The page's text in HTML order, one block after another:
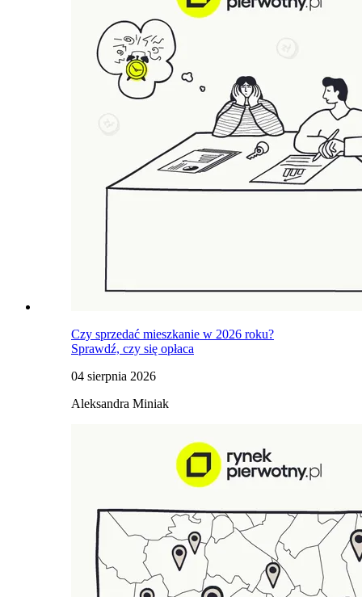
Czy sprzedać mieszkanie w 2026 roku?
Sprawdź, czy się opłaca
04 sierpnia 2026
Aleksandra Miniak